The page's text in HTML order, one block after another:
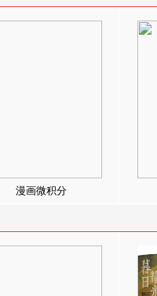
漫画微积分